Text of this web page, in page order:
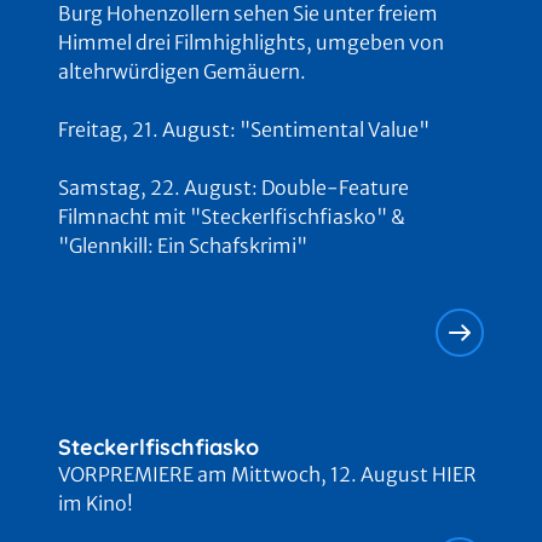
Obsession - Du sollst mich lieben
Clip-FSK 6Spielzeiten ab dem 25.06.2026
Clip-FSK 0Spielzeiten ab dem 22.04.2026
Der Teufel trägt Prada 2
Clip-FSK 0Spielzeiten ab dem 30.04.2026
Burg Hohenzollern sehen Sie unter freiem
Himmel drei Filmhighlights, umgeben von
altehrwürdigen Gemäuern.
Freitag, 21. August: "Sentimental Value"
Samstag, 22. August: Double-Feature
Filmnacht mit "Steckerlfischfiasko" &
"Glennkill: Ein Schafskrimi"
Steckerlfischfiasko
VORPREMIERE am Mittwoch, 12. August HIER
im Kino!